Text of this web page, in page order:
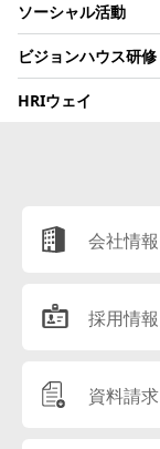
ソーシャル活動
ビジョンハウス研修
HRIウェイ
会社情報
採用情報
資料請求